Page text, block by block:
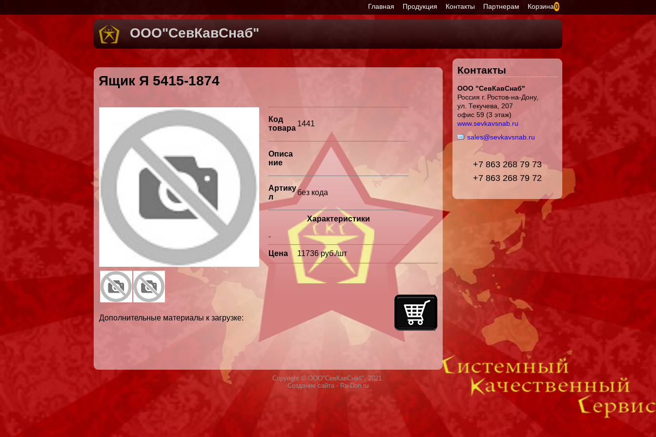
1 Главная Продукция Контакты Партнерам Корзина 0
ООО"СевКавСнаб"
Ящик Я 5415-1874
Дополнительные материалы к загрузке:
Код
товара
1441
Описа
ние
Артику
л
без кода
Характеристики
-
Цена 11736 руб./шт
Контакты
ООО "СевКавСнаб"
Россия г. Ростов-на-Дону,
ул. Текучева, 207
офис 59 (3 этаж)
www.sevkavsnab.ru
sales@sevkavsnab.ru
+7 863 268 79 73
+7 863 268 79 72
Copyright © ООО"СевКавСнаб", 2021.
Создание сайта - Ra-Don.ru